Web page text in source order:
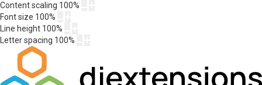
Content scaling 100%
Font size 100%
Line height 100%
Letter spacing 100%